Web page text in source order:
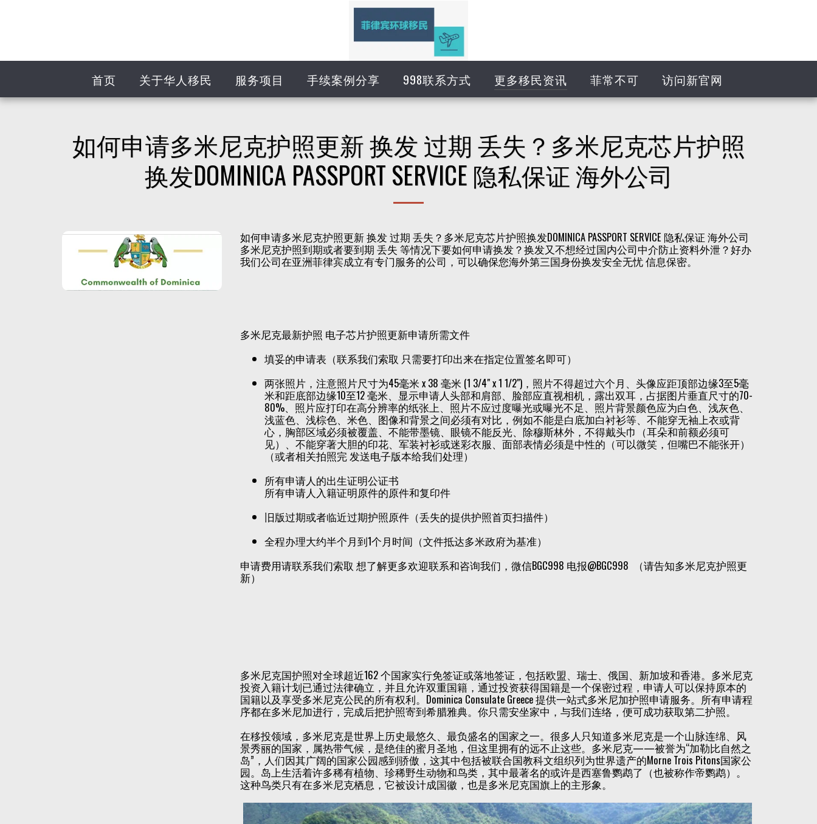
首页 关于华人移民 服务项目 手续案例分享 998联系方式 更多移民资讯 菲常不可 访问新官网
如何申请多米尼克护照更新 换发 过期 丢失？多米尼克芯片护照
换发DOMINICA PASSPORT SERVICE 隐私保证 海外公司
如何申请多米尼克护照更新 换发 过期 丢失？多米尼克芯片护照换发DOMINICA PASSPORT SERVICE 隐私保证 海外公司
多米尼克护照到期或者要到期 丢失 等情况下要如何申请换发？换发又不想经过国内公司中介防止资料外泄？好办
我们公司在亚洲菲律宾成立有专门服务的公司，可以确保您海外第三国身份换发安全无忧 信息保密。
多米尼克最新护照 电子芯片护照更新申请所需文件
填妥的申请表（联系我们索取 只需要打印出来在指定位置签名即可）
两张照片，注意照片尺寸为45毫米 x 38 毫米 (1 3/4" x 1 1/2")，照片不得超过六个月、头像应距顶部边缘3至5毫
米和距底部边缘10至12 毫米、显示申请人头部和肩部、脸部应直视相机，露出双耳，占据图片垂直尺寸的70-
80%、照片应打印在高分辨率的纸张上、照片不应过度曝光或曝光不足、照片背景颜色应为白色、浅灰色、
浅蓝色、浅棕色、米色、图像和背景之间必须有对比，例如不能是白底加白衬衫等、不能穿无袖上衣或背
心，胸部区域必须被覆盖、不能带墨镜、眼镜不能反光、除穆斯林外，不得戴头巾（耳朵和前额必须可
见）、不能穿著大胆的印花、军装衬衫或迷彩衣服、面部表情必须是中性的（可以微笑，但嘴巴不能张开）
（或者相关拍照完 发送电子版本给我们处理）
所有申请人的出生证明公证书
所有申请人入籍证明原件的原件和复印件
旧版过期或者临近过期护照原件（丢失的提供护照首页扫描件）
全程办理大约半个月到1个月时间（文件抵达多米政府为基准）
申请费用请联系我们索取 想了解更多欢迎联系和咨询我们，微信BGC998 电报@BGC998 （请告知多米尼克护照更
新）
多米尼克国护照对全球超近162 个国家实行免签证或落地签证，包括欧盟、瑞士、俄国、新加坡和香港。多米尼克
投资入籍计划已通过法律确立，并且允许双重国籍，通过投资获得国籍是一个保密过程，申请人可以保持原本的
国籍以及享受多米尼克公民的所有权利。Dominica Consulate Greece 提供一站式多米尼加护照申请服务。所有申请程
序都在多米尼加进行，完成后把护照寄到希腊雅典。你只需安坐家中，与我们连络，便可成功获取第二护照。
在移投领域，多米尼克是世界上历史最悠久、最负盛名的国家之一。很多人只知道多米尼克是一个山脉连绵、风
景秀丽的国家，属热带气候，是绝佳的蜜月圣地，但这里拥有的远不止这些。多米尼克——被誉为“加勒比自然之
岛”，人们因其广阔的国家公园感到骄傲，这其中包括被联合国教科文组织列为世界遗产的Morne Trois Pitons国家公
园。岛上生活着许多稀有植物、珍稀野生动物和鸟类，其中最著名的或许是西塞鲁鹦鹉了（也被称作帝鹦鹉）。
这种鸟类只有在多米尼克栖息，它被设计成国徽，也是多米尼克国旗上的主形象。